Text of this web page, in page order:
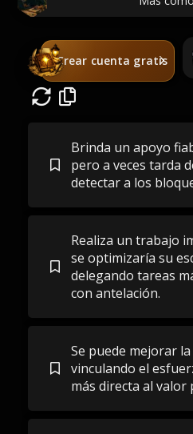
Crear cuenta gratis
Brinda un apoyo
pero a veces tarda
detectar a los
Realiza un trabajo
se optimizaría su
delegando tareas
con antelación.
Se puede mejorar
vinculando el
más directa al valor